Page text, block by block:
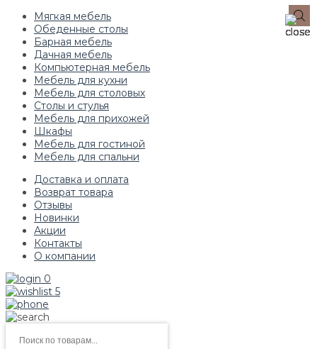
Мягкая мебель
Обеденные столы
Барная мебель
Дачная мебель
Компьютерная мебель
Мебель для кухни
Мебель для столовых
Столы и стулья
Мебель для прихожей
Шкафы
Мебель для гостиной
Мебель для спальни
Доставка и оплата
Возврат товара
Отзывы
Новинки
Акции
Контакты
О компании
0
5
товаров